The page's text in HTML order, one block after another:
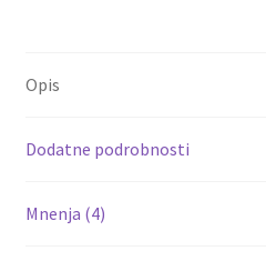
k
Opis
Dodatne podrobnosti
Mnenja (4)